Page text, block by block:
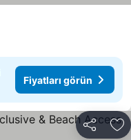
Fiyatları görün
Paylaş